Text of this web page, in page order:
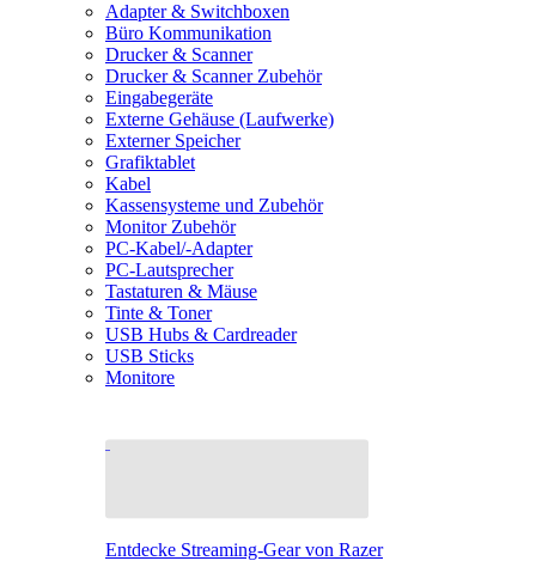
Adapter & Switchboxen
Büro Kommunikation
Drucker & Scanner
Drucker & Scanner Zubehör
Eingabegeräte
Externe Gehäuse (Laufwerke)
Externer Speicher
Grafiktablet
Kabel
Kassensysteme und Zubehör
Monitor Zubehör
PC-Kabel/-Adapter
PC-Lautsprecher
Tastaturen & Mäuse
Tinte & Toner
USB Hubs & Cardreader
USB Sticks
Monitore
Entdecke Streaming-Gear von Razer